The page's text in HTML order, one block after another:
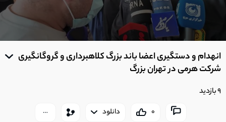
0
of
انهدام و دستگیری اعضا باند بزرگ کلاهبرداری و گروگانگیری
شرکت هرمی در تهران بزرگ
9 بازدید
0 دانلود